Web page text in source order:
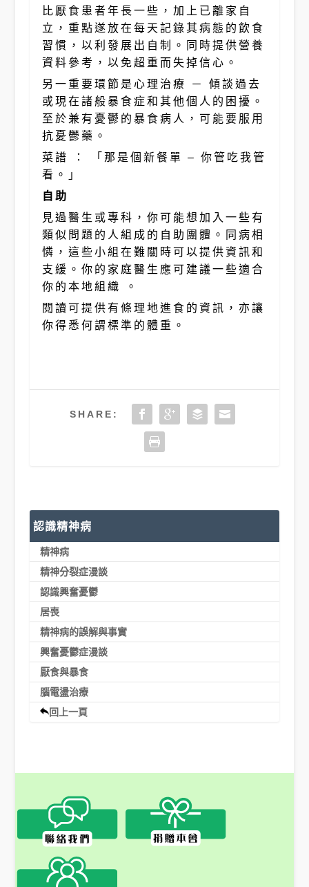
比厭食患者年長一些，加上已離家自
立，重點遂放在每天記錄其病態的飲食
習慣，以利發展出自制。同時提供營養
資料參考，以免超重而失掉信心。
另一重要環節是心理治療 － 傾談過去
或現在諸般暴食症和其他個人的困擾。
至於兼有憂鬱的暴食病人，可能要服用
抗憂鬱藥。
菜譜 ： 「那是個新餐單 – 你管吃我管
看。」
自助
見過醫生或專科，你可能想加入一些有
類似問題的人組成的自助團體。同病相
憐，這些小組在難關時可以提供資訊和
支緩。你的家庭醫生應可建議一些適合
你的本地組織 。
閱讀可提供有條理地進食的資訊，亦讓
你得悉何謂標準的體重。
SHARE:
認識精神病
精神病
精神分裂症漫談
認識興奮憂鬱
居喪
精神病的誤解與事實
興奮憂鬱症漫談
厭食與暴食
腦電盪治療
回上一頁